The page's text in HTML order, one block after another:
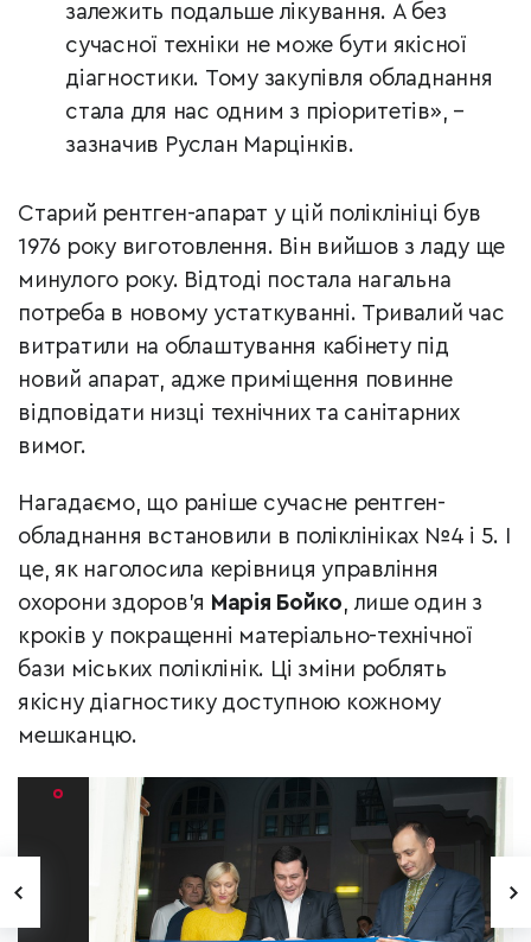
залежить подальше лікування. А без
сучасної техніки не може бути якісної
діагностики. Тому закупівля обладнання
стала для нас одним з пріоритетів», –
зазначив Руслан Марцінків.
Старий рентген-апарат у цій поліклініці був
1976 року виготовлення. Він вийшов з ладу ще
минулого року. Відтоді постала нагальна
потреба в новому устаткуванні. Тривалий час
витратили на облаштування кабінету під
новий апарат, адже приміщення повинне
відповідати низці технічних та санітарних
вимог.
Нагадаємо, що раніше сучасне рентген-
обладнання встановили в поліклініках №4 і 5. І
це, як наголосила керівниця управління
охорони здоров’я Марія Бойко, лише один з
кроків у покращенні матеріально-технічної
бази міських поліклінік. Ці зміни роблять
якісну діагностику доступною кожному
мешканцю.